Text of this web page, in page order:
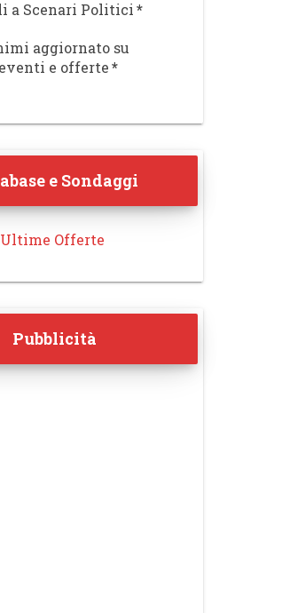
a Scenari Politici*
aggiornato su
e offerte*
e Sondaggi
Offerte
Pubblicità